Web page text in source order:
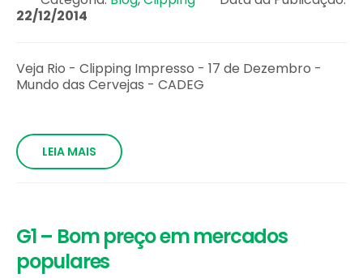
22/12/2014
Veja Rio - Clipping Impresso - 17 de Dezembro -
Mundo das Cervejas - CADEG
LEIA MAIS
G1 – Bom preço em mercados
populares